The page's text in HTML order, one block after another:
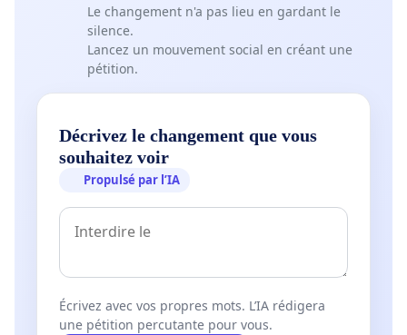
Le changement n'a pas lieu en gardant le
silence.
Lancez un mouvement social en créant une
pétition.
Décrivez le changement que vous
souhaitez voir
Propulsé par l’IA
Écrivez avec vos propres mots. L’IA rédigera
une pétition percutante pour vous.